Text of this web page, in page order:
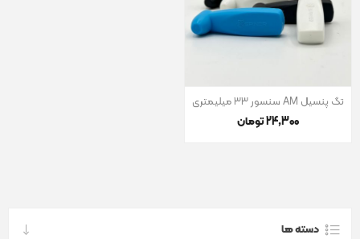
تگ پنسیل AM سنسور 33 میلیمتری
24٬300 تومان
دسته ها